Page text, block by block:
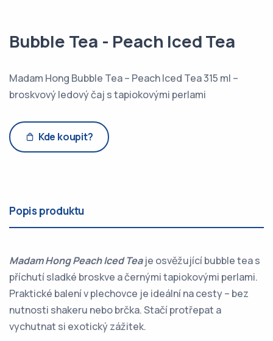
Bubble Tea - Peach Iced Tea
Madam Hong Bubble Tea – Peach Iced Tea 315 ml –
broskvový ledový čaj s tapiokovými perlami
Kde koupit?
Popis produktu
Madam Hong Peach Iced Teaje osvěžující bubble tea s
příchutí sladké broskve a černými tapiokovými perlami.
Praktické balení v plechovce je ideální na cesty – bez
nutnosti shakeru nebo brčka. Stačí protřepat a
vychutnat si exotický zážitek.